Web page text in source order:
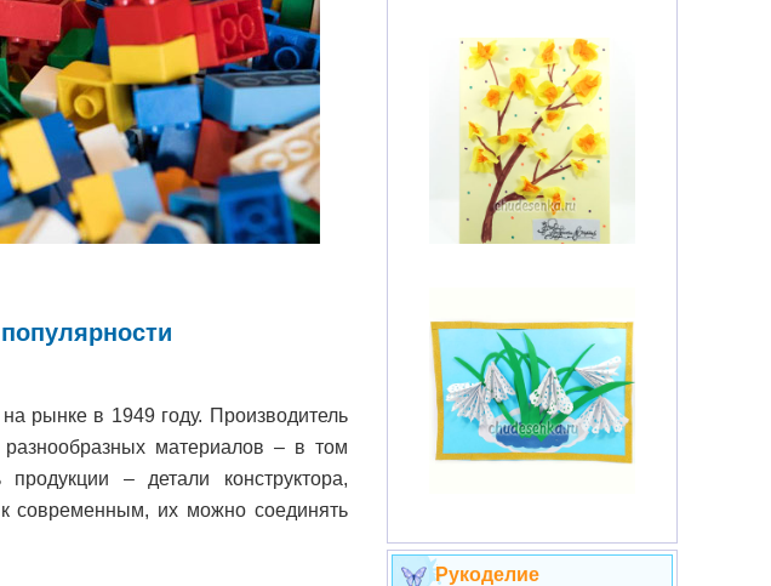
рынке в 1949 году. Производитель
материалов – в том
– детали конструктора,
современным, их можно соединять
Рукоделие